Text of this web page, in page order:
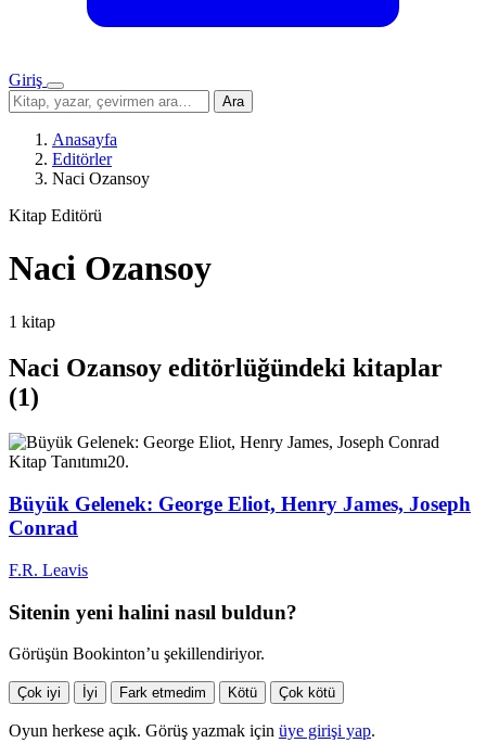
Giriş
Menü
Sitede
ara
Ara
Anasayfa
Editörler
Naci Ozansoy
Kitap Editörü
Naci Ozansoy
1 kitap
Naci Ozansoy editörlüğündeki kitaplar
(1)
Kitap Tanıtımı20.
Büyük Gelenek: George Eliot, Henry James, Joseph
Conrad
F.R. Leavis
Sitenin yeni halini nasıl buldun?
Görüşün Bookinton’u şekillendiriyor.
Çok iyi İyi Fark etmedim Kötü Çok kötü
Oyun herkese açık. Görüş yazmak için üye girişi yap.